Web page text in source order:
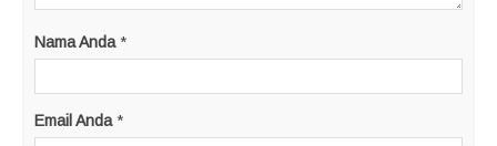
Nama Anda *
Email Anda *